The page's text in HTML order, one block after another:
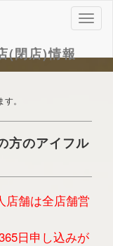
ナ
ビ
ー
シ
(閉店)情報
。
方のアイフル
店舗は全店舗営
日申し込みが